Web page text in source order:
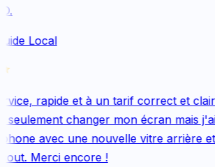
Local
rapide et à un tarif correct et
changer mon écran mais
avec une nouvelle vitre arrière et
Merci encore !